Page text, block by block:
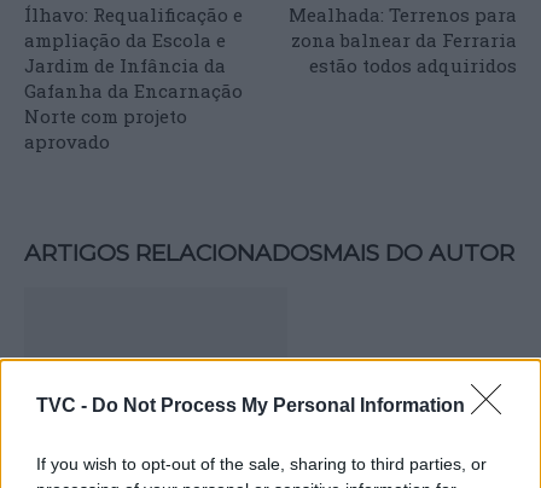
TVC - Do Not Process My Personal Information
If you wish to opt-out of the sale, sharing to third parties, or
Ílhavo: Requalificação e
ampliação da Escola e
Jardim de Infância da
Gafanha da Encarnação
Norte com projeto
aprovado
Mealhada: Terrenos para
zona balnear da Ferraria
estão todos adquiridos
ARTIGOS RELACIONADOSMAIS DO AUTOR